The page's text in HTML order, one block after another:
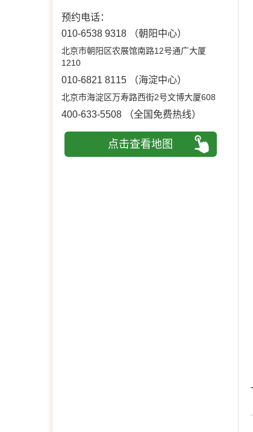
预约电话：
010-6538 9318
（朝阳中心）
北京市朝阳区农展馆南路12号通广大厦
1210
010-6821 8115 （海淀中心）
北京市海淀区万寿路西街2号文博大厦608
400-633-5508 （全国免费热线）
点击查看地图